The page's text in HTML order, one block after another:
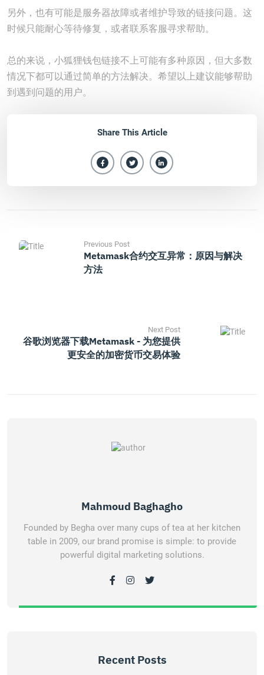
另外，也有可能是服务器故障或者维护导致的链接问题。这
时候只能耐心等待修复，或者联系客服寻求帮助。
总的来说，小狐狸钱包链接不上可能有多种原因，但大多数
情况下都可以通过简单的方法解决。希望以上建议能够帮助
到遇到问题的用户。
Share This Article
Previous Post
Metamask合约交互异常：原因与解决
方法
Next Post
谷歌浏览器下载metamask - 为您提供
更安全的加密货币交易体验
Mahmoud Baghagho
Founded by Begha over many cups of tea at her kitchen
table in 2009, our brand promise is simple: to provide
powerful digital marketing solutions.
Recent Posts